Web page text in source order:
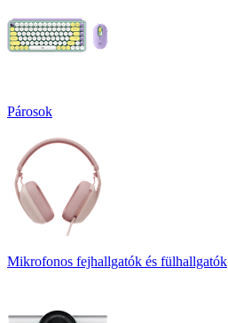
Párosok
Mikrofonos fejhallgatók és fülhallgatók